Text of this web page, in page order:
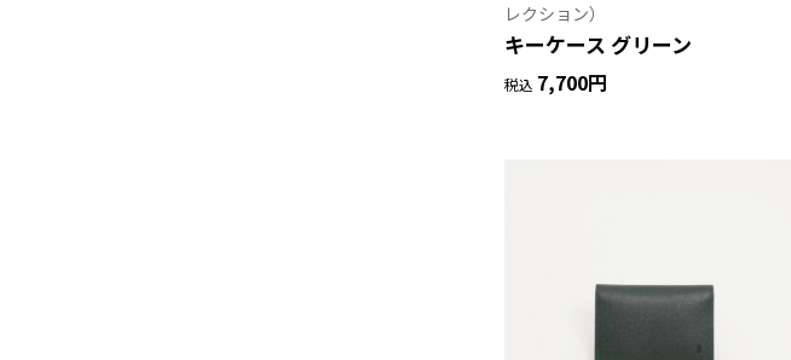
レクション）
キーケース グリーン
税込 7,700円